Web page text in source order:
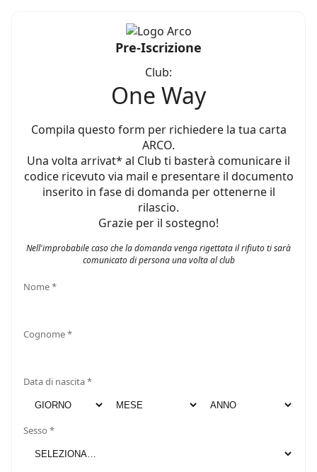
Pre-Iscrizione
Club:
One Way
Compila questo form per richiedere la tua carta
ARCO.
Una volta arrivat* al Club ti basterà comunicare il
codice ricevuto via mail e presentare il documento
inserito in fase di domanda per ottenerne il
rilascio.
Grazie per il sostegno!
Nell'improbabile caso che la domanda venga rigettata il rifiuto ti sarà
comunicato di persona una volta al club
Nome *
Cognome *
Data di nascita *
Sesso *